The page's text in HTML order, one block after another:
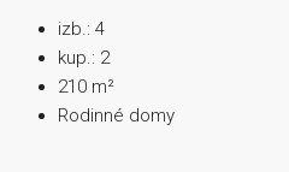
izb.: 4
kup.: 2
210 m²
Rodinné domy